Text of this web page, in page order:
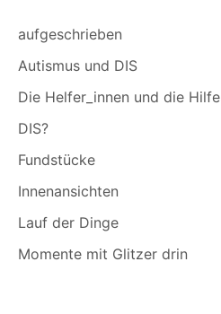
aufgeschrieben
Autismus und DIS
Die Helfer_innen und die Hilfe
DIS?
Fundstücke
Innenansichten
Lauf der Dinge
Momente mit Glitzer drin